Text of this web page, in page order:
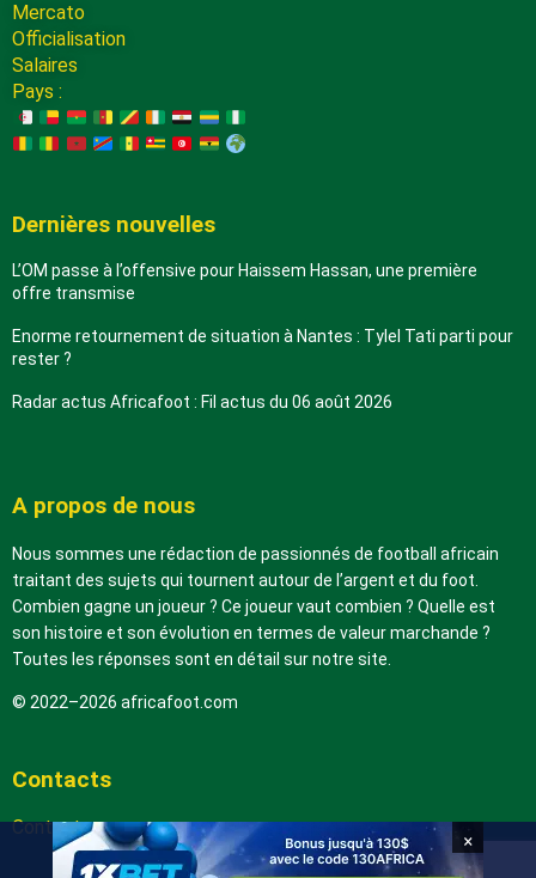
Mercato
Officialisation
Salaires
Pays :
Dernières nouvelles
L’OM passe à l’offensive pour Haissem Hassan, une première
offre transmise
Enorme retournement de situation à Nantes : Tylel Tati parti pour
rester ?
Radar actus Africafoot : Fil actus du 06 août 2026
A propos de nous
Nous sommes une rédaction de passionnés de football africain
traitant des sujets qui tournent autour de l’argent et du foot.
Combien gagne un joueur ? Ce joueur vaut combien ? Quelle est
son histoire et son évolution en termes de valeur marchande ?
Toutes les réponses sont en détail sur notre site.
© 2022–2026 africafoot.com
Contacts
Contactez-nous ×